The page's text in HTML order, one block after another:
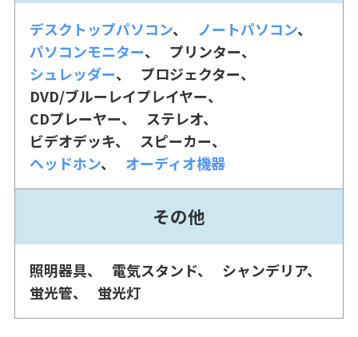
デスクトップパソコン
ノートパソコン
パソコンモニター
プリンター
シュレッダー
プロジェクター
DVD/ブルーレイプレイヤー
CDプレーヤー
ステレオ
ビデオデッキ
スピーカー
ヘッドホン
オーディオ機器
その他
照明器具 電気スタンド
シャンデリア
蛍光管
蛍光灯